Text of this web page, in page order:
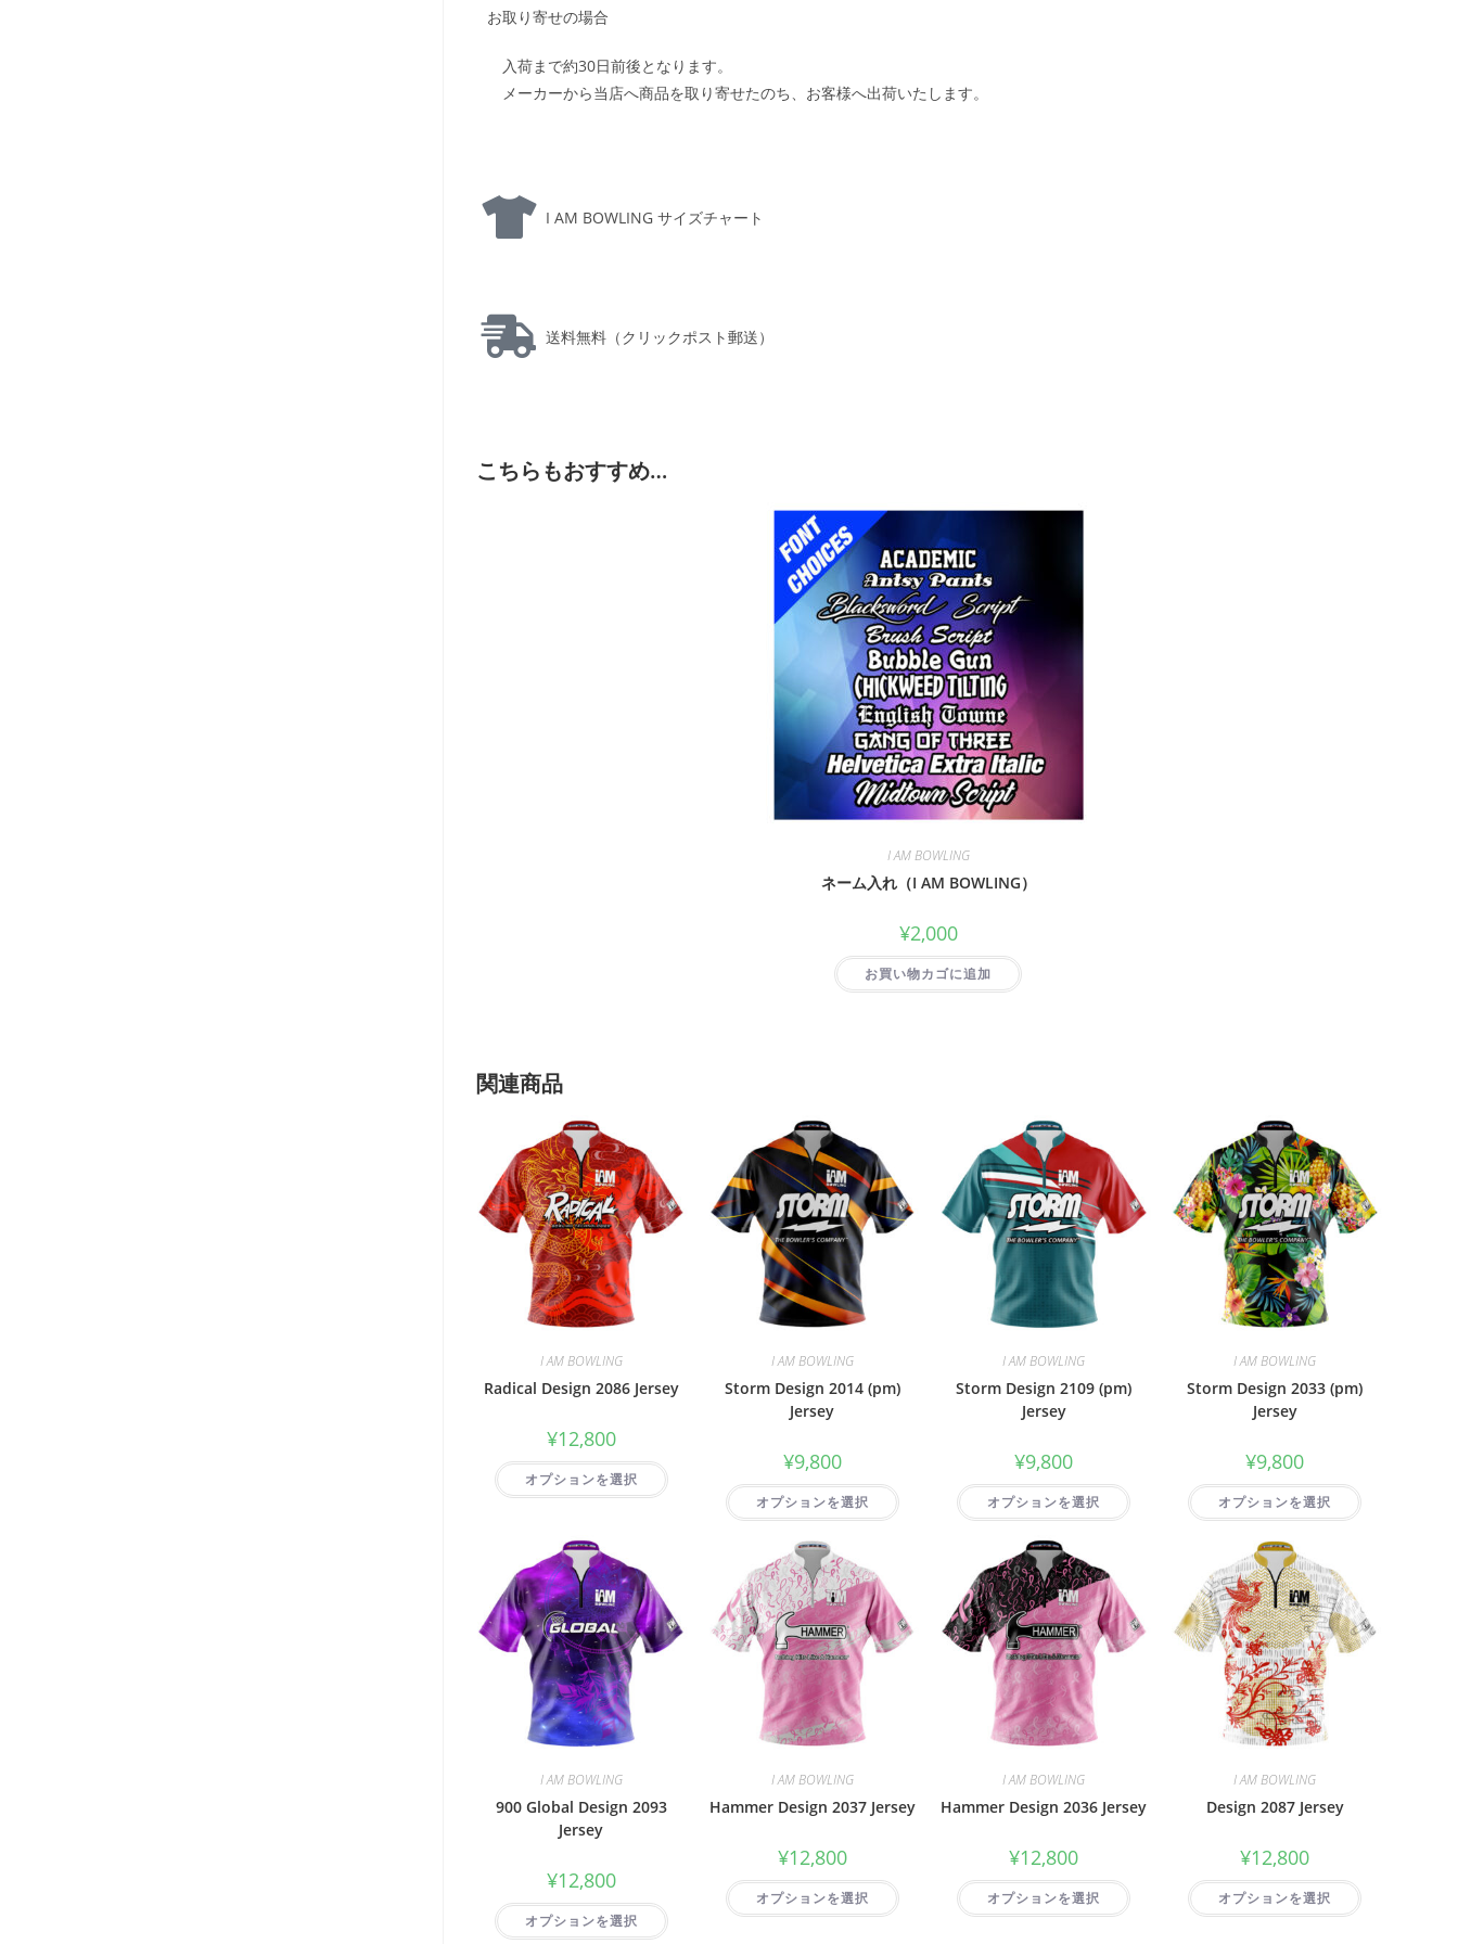
お取り寄せの場合
入荷まで約30日前後となります。
メーカーから当店へ商品を取り寄せたのち、お客様へ出荷いたします。
I AM BOWLING サイズチャート
送料無料（クリックポスト郵送）
こちらもおすすめ…
I AM BOWLING
ネーム入れ（I AM BOWLING）
¥2,000
お買い物カゴに追加
関連商品
I AM BOWLING
Radical Design 2086 Jersey
¥12,800
オプションを選択
I AM BOWLING
Storm Design 2014 (pm)
Jersey
¥9,800
オプションを選択
I AM BOWLING
Storm Design 2109 (pm)
Jersey
¥9,800
オプションを選択
I AM BOWLING
Storm Design 2033 (pm)
Jersey
¥9,800
オプションを選択
I AM BOWLING
900 Global Design 2093
Jersey
¥12,800
オプションを選択
I AM BOWLING
Hammer Design 2037 Jersey
¥12,800
オプションを選択
I AM BOWLING
Hammer Design 2036 Jersey
¥12,800
オプションを選択
I AM BOWLING
Design 2087 Jersey
¥12,800
オプションを選択